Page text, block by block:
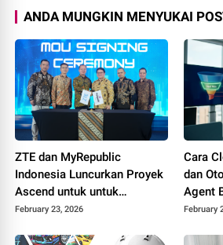
ANDA MUNGKIN MENYUKAI
ZTE dan MyRepublic
Indonesia Luncurkan Proyek
Ascend untuk untuk
Mendorong Akses
February 23, 2026
Cara
dan
Agent
February